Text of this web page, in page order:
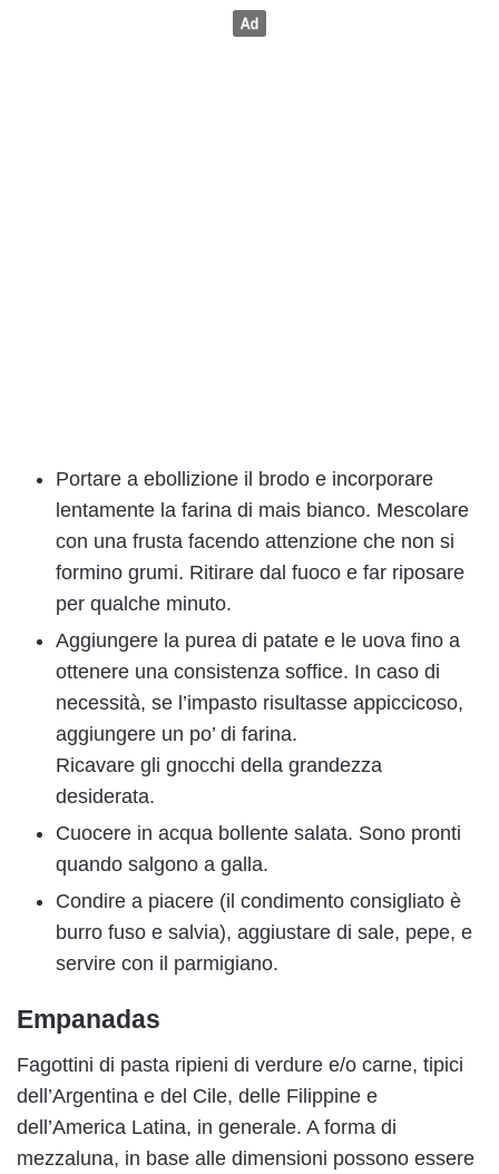
Portare a ebollizione il brodo e incorporare
lentamente la farina di mais bianco. Mescolare
con una frusta facendo attenzione che non si
formino grumi. Ritirare dal fuoco e far riposare
per qualche minuto.
Aggiungere la purea di patate e le uova fino a
ottenere una consistenza soffice. In caso di
necessità, se l’impasto risultasse appiccicoso,
aggiungere un po’ di farina.
Ricavare gli gnocchi della grandezza
desiderata.
Cuocere in acqua bollente salata. Sono pronti
quando salgono a galla.
Condire a piacere (il condimento consigliato è
burro fuso e salvia), aggiustare di sale, pepe, e
servire con il parmigiano.
Empanadas
Fagottini di pasta ripieni di verdure e/o carne, tipici
dell’Argentina e del Cile, delle Filippine e
dell’America Latina, in generale. A forma di
mezzaluna, in base alle dimensioni possono essere